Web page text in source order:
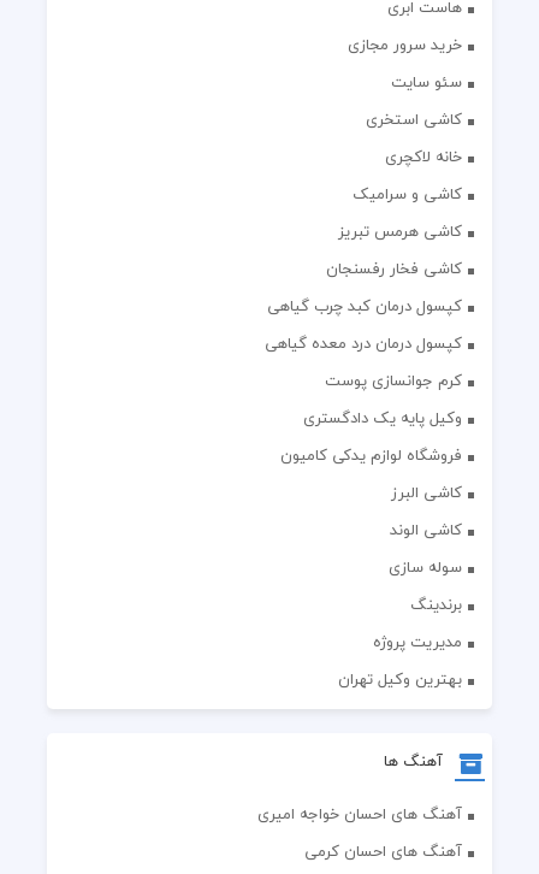
هاست ابری
خرید سرور مجازی
سئو سایت
کاشی استخری
خانه لاکچری
کاشی و سرامیک
کاشی هرمس تبریز
کاشی فخار رفسنجان
کپسول درمان کبد چرب گیاهی
کپسول درمان درد معده گیاهی
کرم جوانسازی پوست
وکیل پایه یک دادگستری
فروشگاه لوازم یدکی کامیون
کاشی البرز
کاشی الوند
سوله سازی
برندینگ
مدیریت پروژه
بهترین وکیل تهران
آهنگ ها
آهنگ های احسان خواجه امیری
آهنگ های احسان کرمی